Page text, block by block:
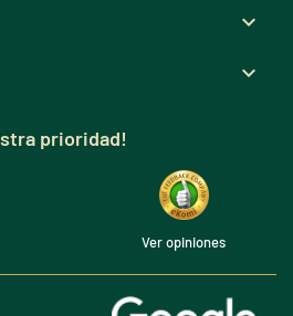


prioridad!
Ver opiniones